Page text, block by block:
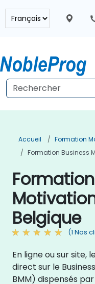
Accueil
Formation
Formation Business
Belgique
(1 Nos
En ligne ou sur site,
direct sur le
BMM) dispensés